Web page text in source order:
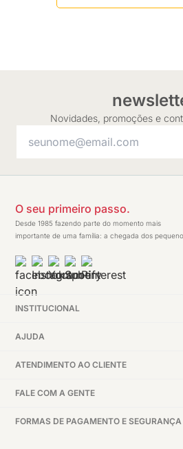
Novidades, promoções e
O seu primeiro passo.
Desde 1985 fazendo parte do momento mais
importante de uma família: a chegada dos
INSTITUCIONAL
AJUDA
ATENDIMENTO AO CLIENTE
FALE COM A GENTE
FORMAS DE PAGAMENTO E SEGURANÇA